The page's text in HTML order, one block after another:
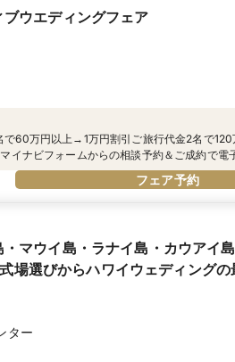
ブウエディングフェア
60万円以上→1万円割引ご旅行代金2名で
ナビフォームからの相談予約＆ご成約で電
だいたお客様全員にうれしい『ビューティー
フェア予約
ウイ島・ラナイ島・カウアイ
場選びからハワイウェディングの
ター